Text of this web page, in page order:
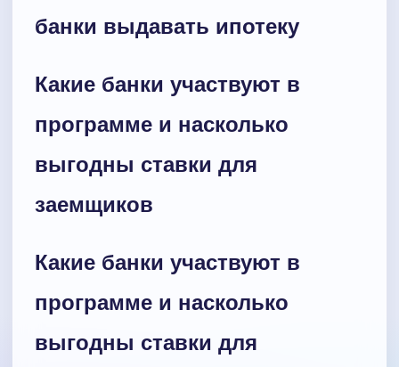
банки выдавать ипотеку
Какие банки участвуют в
программе и насколько
выгодны ставки для
заемщиков
Какие банки участвуют в
программе и насколько
выгодны ставки для